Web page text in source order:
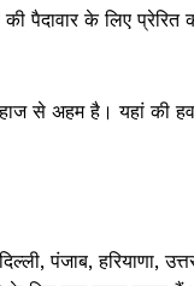
शहर एवं
पैदावार के लिए प्रेरित
से अहम है। यहां की
पंजाब, हरियाणा,